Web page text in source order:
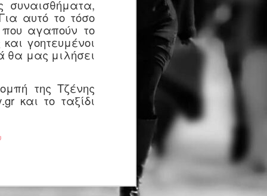
συναισθήματα,
αυτό το τόσο
που αγαπούν το
γοητευμένοι
θα μας μιλήσει
της Τζένης
.grκαι το ταξίδι
αγώνες:
· Δρόμος Θυσίας 21,1 χλμ
· Δρόμος Θυσίας 4,7 χλμ
1944» οι δρομείς αγωνίζονται,
μαζί με τους ανθρώπους που